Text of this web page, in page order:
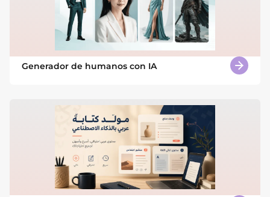
Generador de humanos con IA